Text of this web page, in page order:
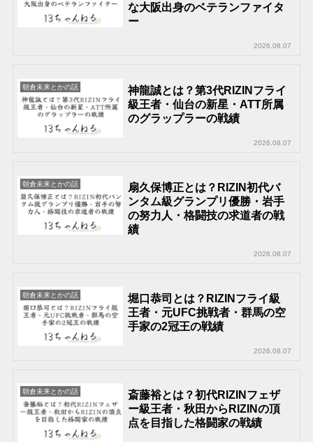
な大阪出身のベテランファイタ
ー
2026.08.07
朝倉未来とかの話
神龍誠とは？第3代RIZINフライ
級王者・仙台の新星・ATT所属
のグラップラーの戦績
2026.08.07
朝倉未来とかの話
扇久保博正とは？RIZIN初代バ
ンタム級グランプリ優勝・岩手
の努力人・格闘技の求道者の戦
績
2026.08.07
朝倉未来とかの話
堀口恭司とは？RIZINフライ級
王者・元UFC挑戦者・群馬の空
手家の2冠王の戦績
2026.08.07
朝倉未来とかの話
斎藤裕とは？初代RIZINフェザ
ー級王者・秋田からRIZINの頂
点を目指した格闘家の戦績